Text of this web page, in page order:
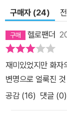
구매자 (24)
헬로팬더
재미있었지만 화자
변명으로 얼룩진
공감 (16) 댓글 (0)